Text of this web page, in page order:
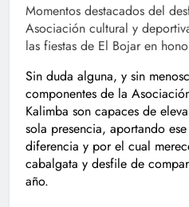
Momentos destacados del
Asociación cultural y
las fiestas de El Bojar en
Sin duda alguna, y sin
componentes de la
Kalimba son capaces de
sola presencia, aportando
diferencia y por el cual
cabalgata y desfile de
año.